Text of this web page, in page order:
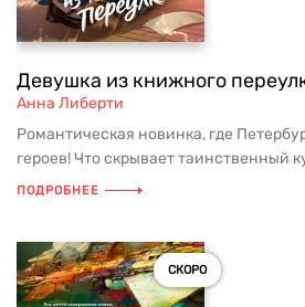
Девушка из книжного
Анна Либерти
Романтическая новинка, где
героев! Что скрывает таинственный
ПОДРОБНЕЕ
СКОРО